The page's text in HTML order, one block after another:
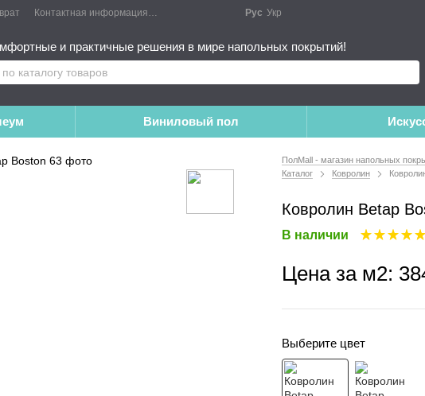
Контактная информация Публичный договор
Рус Укр
и практичные решения в мире напольных покрытий!
Виниловый пол
ПолMall - магазин напольных
Каталог
Ковролин
Ковролин Betap
В наличии
Цена за м2:
Выберите цвет